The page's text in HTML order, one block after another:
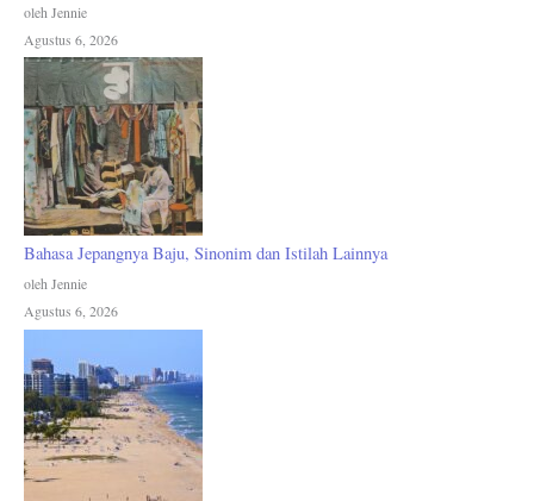
oleh Jennie
Agustus 6, 2026
Bahasa Jepangnya Baju, Sinonim dan Istilah Lainnya
oleh Jennie
Agustus 6, 2026